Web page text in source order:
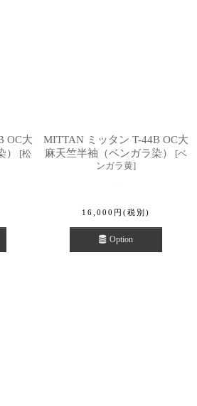
OC大
[松
MITTAN ミッタン T-44B OC大
麻天竺半袖（ベンガラ染）
[ベ
ンガラ黄]
16,000 円 (税別)
Option